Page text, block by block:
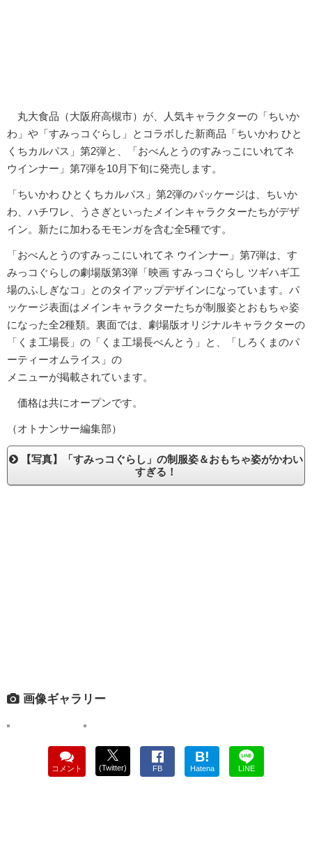
丸大食品（大阪府高槻市）が、人気キャラクターの「ちいか
わ」や「すみっコぐらし」とコラボした新商品「ちいかわ ひと
くちカルパス」第2弾と、「おべんとうのすみっこにいれてネ
ウインナー」第7弾を10月下旬に発売します。
「ちいかわ ひとくちカルパス」第2弾のパッケージは、ちいか
わ、ハチワレ、うさぎといったメインキャラクターたちがデザ
イン。新たに加わるモモンガを含む全5種です。
「おべんとうのすみっこにいれてネ ウインナー」第7弾は、す
みっコぐらしの劇場版第3弾「映画 すみっコぐらし ツギハギ工
場のふしぎなコ」とのタイアップデザインになっています。パ
ッケージ表面はメインキャラクターたちが制服姿とおもちゃ姿
になった全2種類。裏面では、劇場版オリジナルキャラクターの
「くま工場長」の「くま工場長べんとう」と、「しろくまのパ
ーティーオムライス」の
メニューが掲載されています。
価格は共にオープンです。
（オトナンサー編集部）
【写真】「すみっコぐらし」の制服姿＆おもちゃ姿がかわい
すぎる！
画像ギャラリー
コメント (Twitter) FB
B!
Hatena LINE